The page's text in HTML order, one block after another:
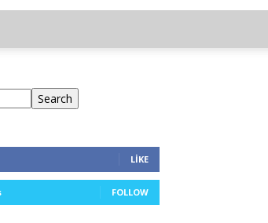
Search
LIKE
FOLLOW